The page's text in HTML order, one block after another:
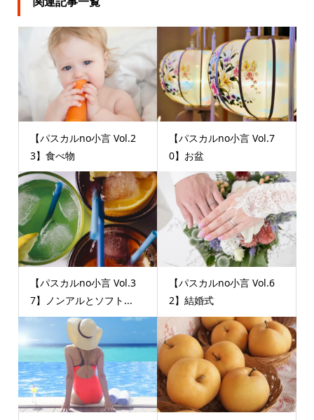
【パスカルno小言 Vol.2
3】食べ物
【パスカルno小言 Vol.7
0】お盆
【パスカルno小言 Vol.3
7】ノンアルとソフト...
【パスカルno小言 Vol.6
2】結婚式